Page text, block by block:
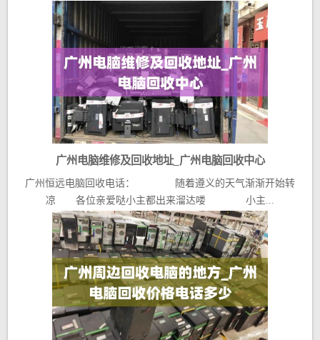
广州电脑维修及回收地址_广州电脑回收中心
广州恒远电脑回收电话： 随着遵义的天气渐渐开始转
凉 各位亲爱哒小主都出来溜达喽 小主...